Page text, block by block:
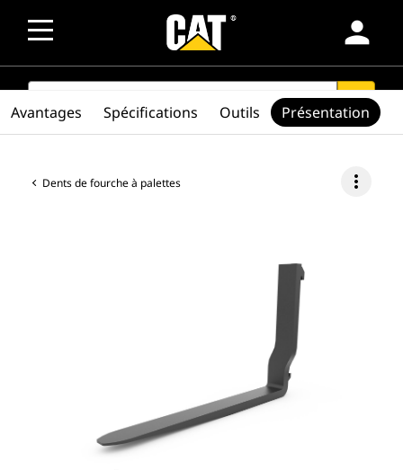
person
SEARCH search
Dents de fourche à palettes more_vert
Avantages Spécifications Outils Présentation